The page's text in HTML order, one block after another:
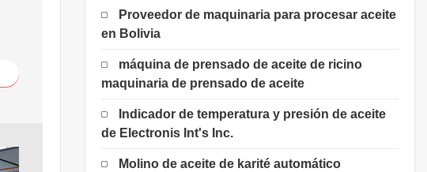
Proveedor de maquinaria para procesar aceite
en Bolivia
máquina de prensado de aceite de ricino
maquinaria de prensado de aceite
Indicador de temperatura y presión de aceite
de Electronis Int's Inc.
Molino de aceite de karité automático